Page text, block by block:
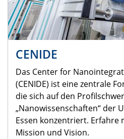
CENIDE
Das Center for
(CENIDE) ist eine zentrale
die sich auf den
„Nanowissenschaften“ der
Essen konzentriert. Erfahre
Mission und Vision.